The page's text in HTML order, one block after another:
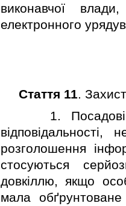
виконавчої
електронного
Стаття 11.
1. Посадовi та
вiдповiдальностi,
розголошення
стосуються
довкiллю, якщо
мала